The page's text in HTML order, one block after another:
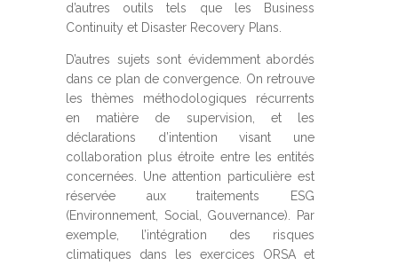
d’autres outils tels que les Business
Continuity et Disaster Recovery Plans.
D’autres sujets sont évidemment abordés
dans ce plan de convergence. On retrouve
les thèmes méthodologiques récurrents
en matière de supervision, et les
déclarations d’intention visant une
collaboration plus étroite entre les entités
concernées. Une attention particulière est
réservée aux traitements ESG
(Environnement, Social, Gouvernance). Par
exemple, l’intégration des risques
climatiques dans les exercices ORSA et